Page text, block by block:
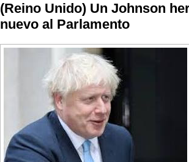
(Reino Unido) Un Johnson
nuevo al Parlamento